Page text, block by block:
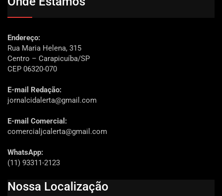
Endereço:
Rua Maria Helena, 315
Centro – Carapicuíba/SP
CEP 06320-070
E-mail Redação:
jornalcidalerta@gmail.com
E-mail Comercial:
comercialjcalerta@gmail.com
WhatsApp:
(11) 93311-2123
Nossa Localização